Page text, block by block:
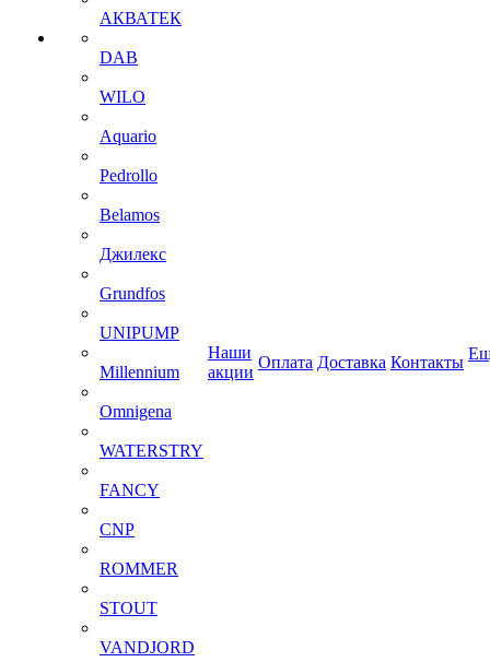
АКВАТЕК
DAB
WILO
Aquario
Pedrollo
Belamos
Джилекс
Grundfos
UNIPUMP
Millennium
Omnigena
WATERSTRY
FANCY
CNP
ROMMER
STOUT
VANDJORD
Наши
акции
Оплата Доставка Контакты